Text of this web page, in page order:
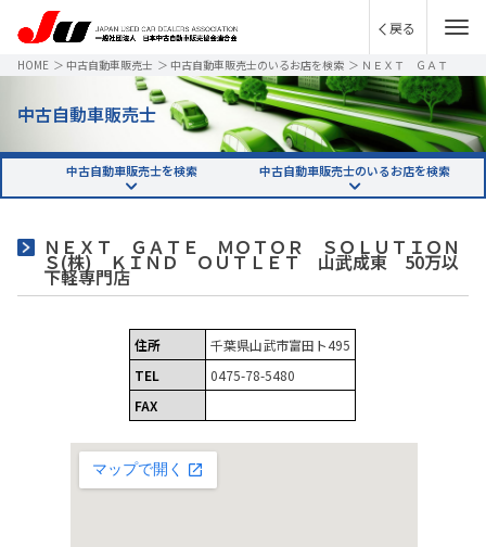
戻る
HOME ＞ 中古自動車販売士 ＞ 中古自動車販売士のいるお店を検索 ＞ ＮＥＸＴ ＧＡＴ
Ｅ ＭＯＴＯＲ ＳＯＬＵＴＩＯＮＳ(株) ＫＩＮＤ ＯＵＴＬＥＴ 山武成東 50万以下
軽専門店
中古自動車販売士
中古自動車販売士を検索 中古自動車販売士のいるお店を検索
ＮＥＸＴ ＧＡＴＥ ＭＯＴＯＲ ＳＯＬＵＴＩＯＮ
Ｓ(株) ＫＩＮＤ ＯＵＴＬＥＴ 山武成東 50万以
下軽専門店
住所
千葉県山武市富田ト495
TEL
0475-78-5480
FAX